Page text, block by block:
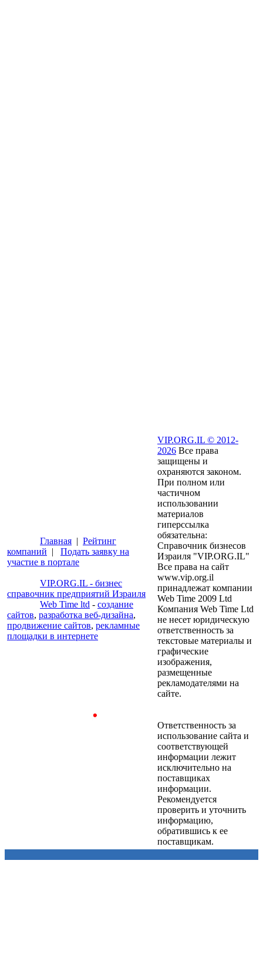
Главная | Рейтинг
компаний | Подать заявку на
участие в портале
VIP.ORG.IL - бизнес
справочник предприятий Израиля
Web Time ltd - создание
сайтов, разработка веб-дизайна,
продвижение сайтов, рекламные
площадки в интернете
VIP.ORG.IL © 2012-
2026 Все права
защищены и
охраняются законом.
При полном или
частичном
использовании
материалов
гиперссылка
обязательна:
Справочник бизнесов
Израиля "VIP.ORG.IL"
Все права на сайт
www.vip.org.il
принадлежат компании
Web Time 2009 Ltd
Компания Web Time Ltd
не несет юридическую
ответственность за
текстовые материалы и
графические
изображения,
размещенные
рекламодателями на
сайте.
Ответственность за
использование сайта и
соответствующей
информации лежит
исключительно на
поставщиках
информации.
Рекомендуется
проверить и уточнить
информацию,
обратившись к ее
поставщикам.